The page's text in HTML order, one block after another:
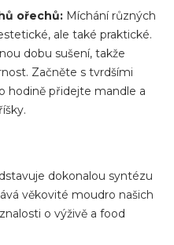
ořechů: Míchání různých
ale také praktické.
dobu sušení, takže
Začněte s tvrdšími
hodině přidejte mandle a
dokonalou syntézu
věkovité moudro našich
o výživě a food